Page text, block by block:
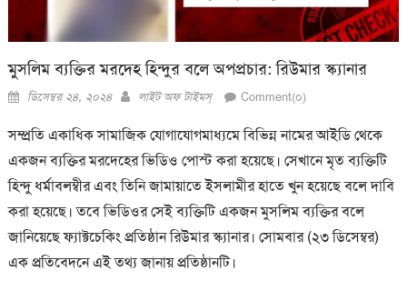
মুসলিম ব্যক্তির মরদেহ হিন্দুর বলে অপপ্রচার: রিউমার স্ক্যানার
Posted
ডিসেম্বর ২৪, ২০২৪ Author
লাইট অফ টাইমস্ Comment(০)
সম্প্রতি একাধিক সামাজিক যোগাযোগমাধ্যমে বিভিন্ন নামের আইডি থেকে
একজন ব্যক্তির মরদেহের ভিডিও পোস্ট করা হয়েছে। সেখানে মৃত ব্যক্তিটি
হিন্দু ধর্মাবলম্বীর এবং তিনি জামায়াতে ইসলামীর হাতে খুন হয়েছে বলে দাবি
করা হয়েছে। তবে ভিডিওর সেই ব্যক্তিটি একজন মুসলিম ব্যক্তির বলে
জানিয়েছে ফ্যাক্টচেকিং প্রতিষ্ঠান রিউমার স্ক্যানার। সোমবার (২৩ ডিসেম্বর)
এক প্রতিবেদনে এই তথ্য জানায় প্রতিষ্ঠানটি।